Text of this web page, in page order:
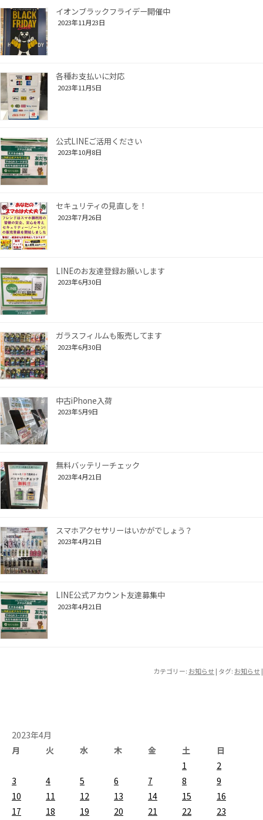
イオンブラックフライデー開催中
2023年11月23日
各種お支払いに対応
2023年11月5日
公式LINEご活用ください
2023年10月8日
セキュリティの見直しを！
2023年7月26日
LINEのお友達登録お願いします
2023年6月30日
ガラスフィルムも販売してます
2023年6月30日
中古iPhone入荷
2023年5月9日
無料バッテリーチェック
2023年4月21日
スマホアクセサリーはいかがでしょう？
2023年4月21日
LINE公式アカウント友達募集中
2023年4月21日
カテゴリー: お知らせ | タグ: お知らせ |
2023年4月
月
火 水 木 金 土
日
1
2
3
4 5 6 7 8
9
10
11 12 13 14 15
16
17
18 19 20 21 22
23